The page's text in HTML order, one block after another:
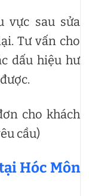
vực sau sửa
Tư vấn cho
dấu hiệu hư
cho khách
cầu)
Hóc Môn